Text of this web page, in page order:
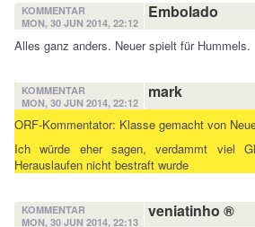
KOMMENTAR
MON, 30 JUN 2014, 22:12
Embolado
Alles ganz anders. Neuer spielt für Hummels.
KOMMENTAR
MON, 30 JUN 2014, 22:12
mark
ORF-Kommentator: Klasse gemacht von
Ich würde eher sagen, verdammt viel
Herauslaufen nicht bestraft wurde
KOMMENTAR
MON, 30 JUN 2014, 22:13
veniatinho ®